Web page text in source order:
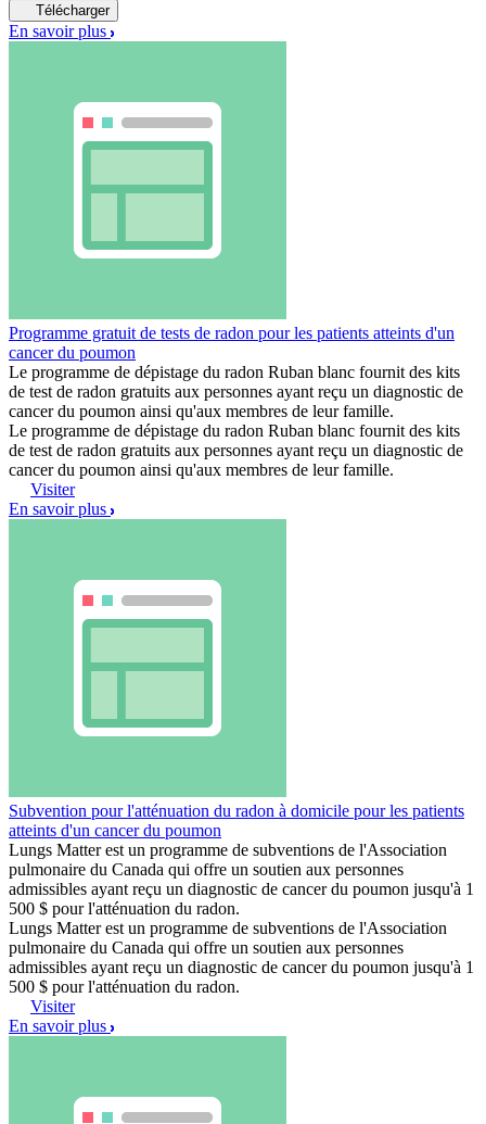
Télécharger
En savoir plus
Programme gratuit de tests de radon pour les patients atteints d'un
cancer du poumon
Le programme de dépistage du radon Ruban blanc fournit des kits
de test de radon gratuits aux personnes ayant reçu un diagnostic de
cancer du poumon ainsi qu'aux membres de leur famille.
Le programme de dépistage du radon Ruban blanc fournit des kits
de test de radon gratuits aux personnes ayant reçu un diagnostic de
cancer du poumon ainsi qu'aux membres de leur famille.
Visiter
En savoir plus
Subvention pour l'atténuation du radon à domicile pour les patients
atteints d'un cancer du poumon
Lungs Matter est un programme de subventions de l'Association
pulmonaire du Canada qui offre un soutien aux personnes
admissibles ayant reçu un diagnostic de cancer du poumon jusqu'à 1
500 $ pour l'atténuation du radon.
Lungs Matter est un programme de subventions de l'Association
pulmonaire du Canada qui offre un soutien aux personnes
admissibles ayant reçu un diagnostic de cancer du poumon jusqu'à 1
500 $ pour l'atténuation du radon.
Visiter
En savoir plus